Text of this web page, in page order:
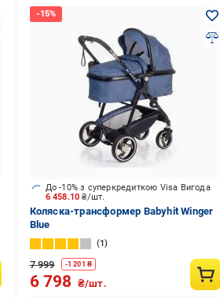
6 458.10₴/шт.
До -10% з суперкредиткою Visa Вигода
Коляска-трансформер Babyhit Winger
Blue
1
7 999 -1 201 ₴
6 798 ₴/шт.